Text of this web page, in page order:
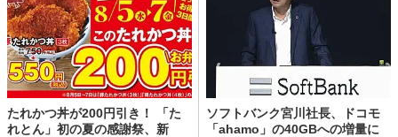
たれかつ丼が200円引き！ 「た
れとん」初の夏の感謝祭、新
ソフトバンク宮川社長、ドコモ
「ahamo」の40GBへの増量に